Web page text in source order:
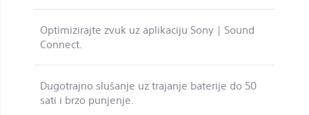
Optimizirajte zvuk uz aplikaciju Sony | Sound
Connect.
Dugotrajno slušanje uz trajanje baterije do 50
sati i brzo punjenje.